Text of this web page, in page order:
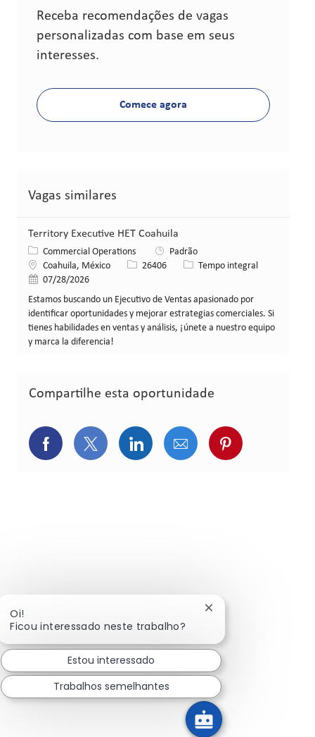
Receba recomendações de vagas
personalizadas com base em seus
interesses.
Comece agora
Vagas similares
Territory Executive HET Coahuila
Categoria
Commercial Operations
Padrão
LocalCoahuila, México ID da vaga
26406 Tipo de cargo
Tempo integral
Data de publicação
07/28/2026
Estamos buscando un Ejecutivo de Ventas apasionado por
identificar oportunidades y mejorar estrategias comerciales. Si
tienes habilidades en ventas y análisis, ¡únete a nuestro equipo
y marca la diferencia!
Compartilhe esta oportunidade
Compartilhar via Facebook
Compartilhar via Twitter
Compartilhar via LinkedIn
Compartilhar via e-
Oi!
Ficou interessado neste trabalho?
Fechar notificação
Estou interessado
Trabalhos semelhantes